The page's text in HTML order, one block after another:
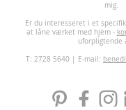
mig.
Er du interesseret i et
at låne værket med hjem -
uforpligtende
T: 2728 5640 | E-mail: